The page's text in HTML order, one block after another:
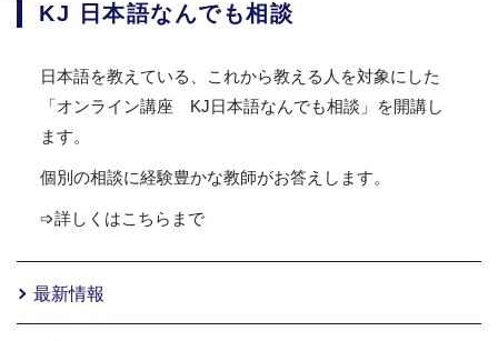
KJ 日本語なんでも相談
日本語を教えている、これから教える人を対象にした
「オンライン講座 KJ日本語なんでも相談」を開講し
ます。
個別の相談に経験豊かな教師がお答えします。
➩詳しくはこちらまで
最新情報